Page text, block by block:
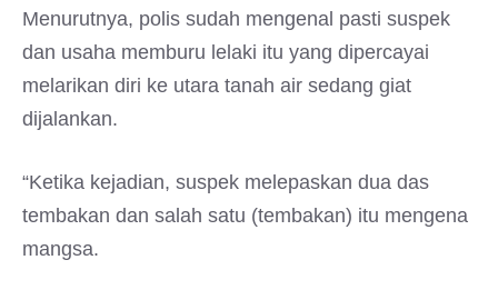
Menurutnya, polis sudah mengenal pasti suspek
dan usaha memburu lelaki itu yang dipercayai
melarikan diri ke utara tanah air sedang giat
dijalankan.
“Ketika kejadian, suspek melepaskan dua das
tembakan dan salah satu (tembakan) itu mengena
mangsa.